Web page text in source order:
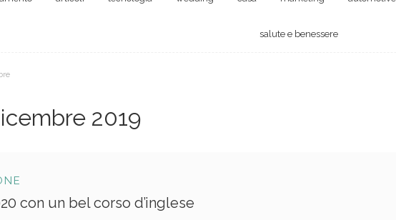
salute e benessere
2019
con un bel corso d’inglese